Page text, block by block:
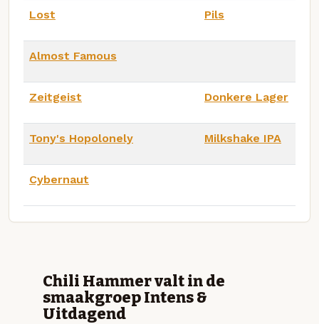
Lost Pils
Almost Famous
Zeitgeist Donkere Lager
Tony's Hopolonely Milkshake IPA
Cybernaut
Chili Hammer valt in de
smaakgroep Intens &
Uitdagend